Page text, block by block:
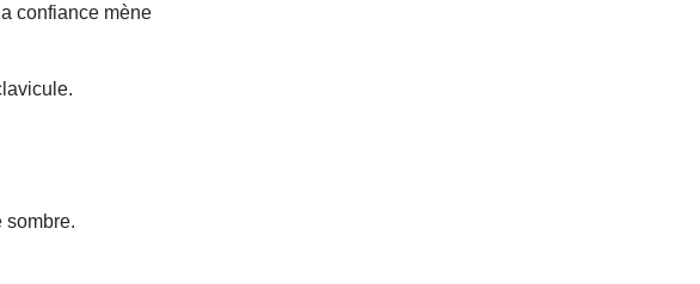
confiance mène
sombre.